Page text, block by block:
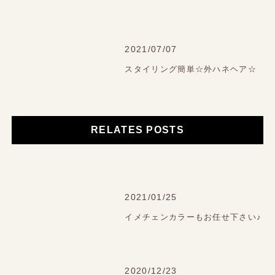
2021/07/07
スタイリング簡単☆外ハネヘア☆
RELATES POSTS
2021/01/25
イメチェンカラーもお任せ下さい♪
2020/12/23